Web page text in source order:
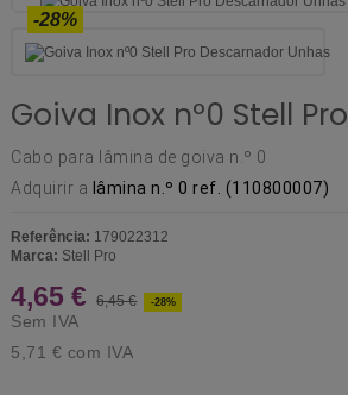
-28%
Goiva Inox nº0 Stell Pro
Cabo para lâmina de goiva n.º 0
Adquirir a lâmina n.º 0 ref. (110800007)
Referência: 179022312
Marca: Stell Pro
4,65 € 6,45 € -28%
Sem IVA
5,71 € com IVA